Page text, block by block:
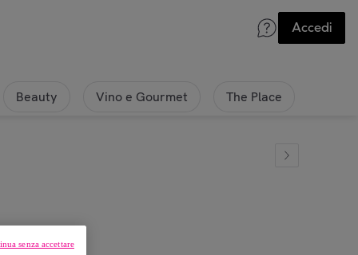
Accedi
Beauty Vino e Gourmet The Place
senza accettare